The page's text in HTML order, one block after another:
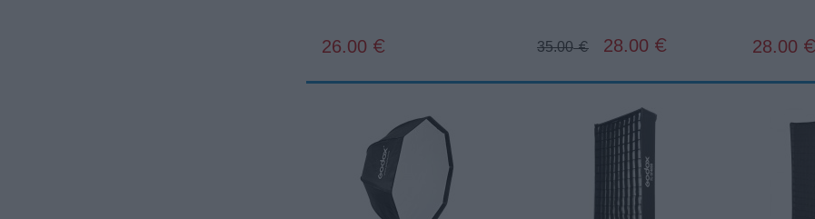
26.00 € 35.00€ 28.00 € 28.00 €